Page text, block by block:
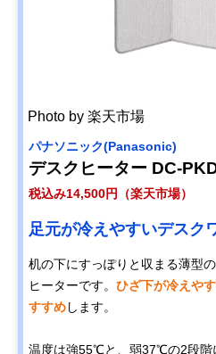
Photo by 楽天市場
パナソニック(Panasonic)
デスクヒーター DC-
税込み14,500円（楽天市場）
足元が冷えやすいデスク
机の下にすっぽりと収まる薄型
ヒーターです。 ひざ下が冷えや
すすめします。
温度は強55℃と、弱37℃の2段階